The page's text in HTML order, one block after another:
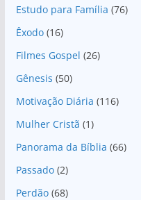
Estudo para Família (76)
Êxodo(16)
Filmes Gospel (26)
Gênesis (50)
Motivação Diária (116)
Mulher Cristã (1)
Panorama da Bíblia (66)
Passado(2)
Perdão(68)